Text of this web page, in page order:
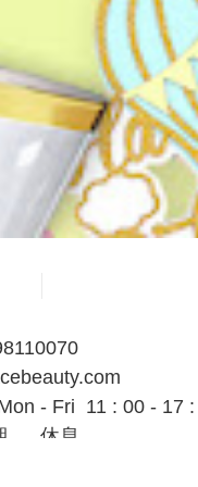
- Fri  11 : 00 - 17
,     休息